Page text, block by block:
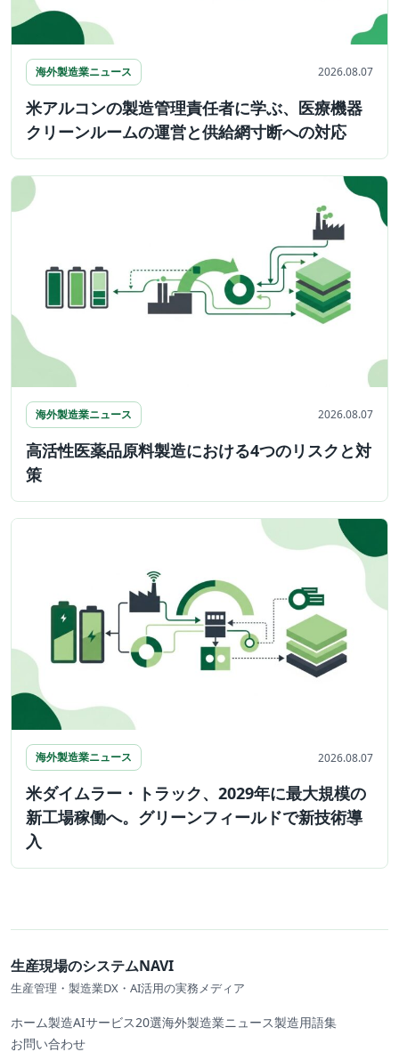
海外製造業ニュース 2026.08.07
米アルコンの製造管理責任者に学ぶ、医療機器
クリーンルームの運営と供給網寸断への対応
海外製造業ニュース 2026.08.07
高活性医薬品原料製造における4つのリスクと対
策
海外製造業ニュース 2026.08.07
米ダイムラー・トラック、2029年に最大規模の
新工場稼働へ。グリーンフィールドで新技術導
入
生産現場のシステムNAVI
生産管理・製造業DX・AI活用の実務メディア
ホーム製造AIサービス20選海外製造業ニュース製造用語集
お問い合わせ